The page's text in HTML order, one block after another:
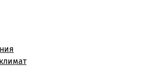
и климат